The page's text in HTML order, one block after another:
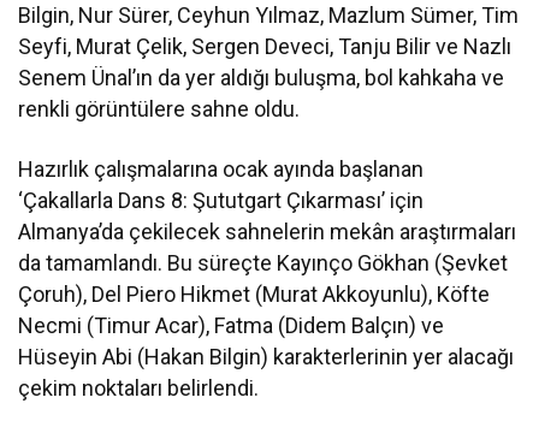
Bilgin, Nur Sürer, Ceyhun Yılmaz, Mazlum Sümer, Tim
Seyfi, Murat Çelik, Sergen Deveci, Tanju Bilir ve Nazlı
Senem Ünal’ın da yer aldığı buluşma, bol kahkaha ve
renkli görüntülere sahne oldu.
Hazırlık çalışmalarına ocak ayında başlanan
‘Çakallarla Dans 8: Şututgart Çıkarması’ için
Almanya’da çekilecek sahnelerin mekân araştırmaları
da tamamlandı. Bu süreçte Kayınço Gökhan (Şevket
Çoruh), Del Piero Hikmet (Murat Akkoyunlu), Köfte
Necmi (Timur Acar), Fatma (Didem Balçın) ve
Hüseyin Abi (Hakan Bilgin) karakterlerinin yer alacağı
çekim noktaları belirlendi.